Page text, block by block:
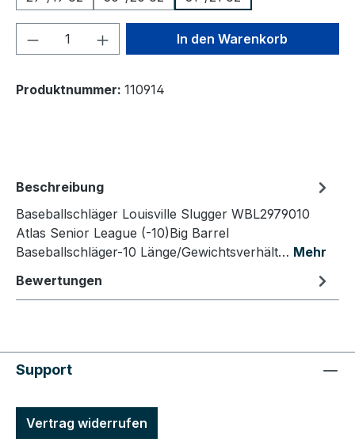
Produkt Anzahl: Gib denIn den Warenkorb
Produktnummer: 110914
Beschreibung
Baseballschläger Louisville Slugger WBL2979010
Atlas Senior League (-10)Big Barrel
Baseballschläger-10 Länge/Gewichtsverhält… Mehr
Bewertungen
Support
Vertrag widerrufen